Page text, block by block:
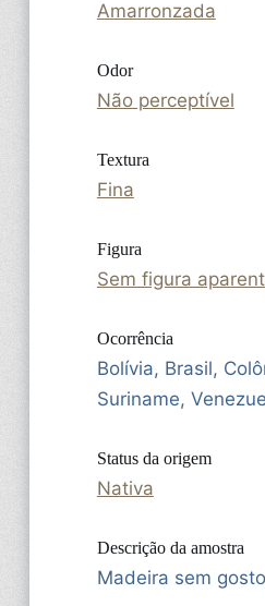
Amarronzada
Odor
Não perceptível
Textura
Fina
Figura
Sem figura
Ocorrência
Bolívia, Brasil,
Suriname,
Status da origem
Nativa
Descrição da amostra
Madeira sem